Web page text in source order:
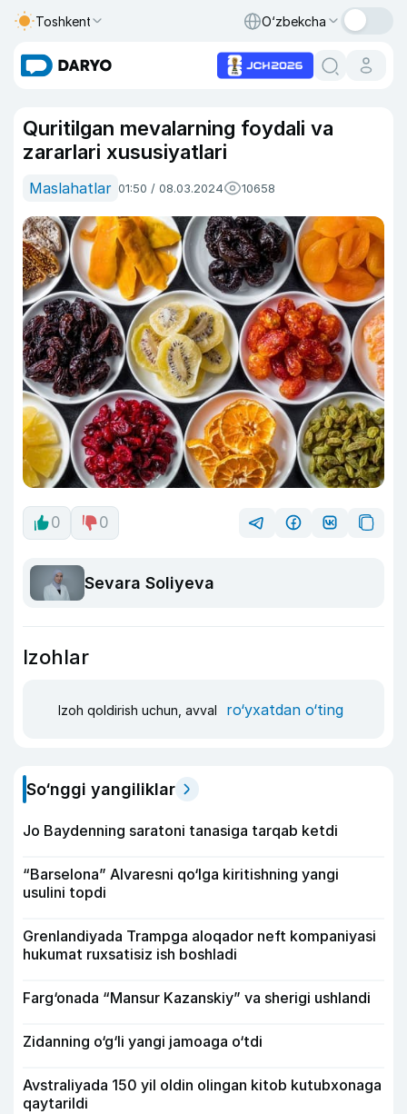
Toshkent O‘zbekcha
Quritilgan mevalarning foydali va
zararlari xususiyatlari
Maslahatlar 01:50 / 08.03.2024 10658
0 0
Sevara Soliyeva
Izohlar
Izoh qoldirish uchun, avval ro‘yxatdan o‘ting
So‘nggi yangiliklar
Jo Baydenning saratoni tanasiga tarqab ketdi
“Barselona” Alvaresni qo‘lga kiritishning yangi
usulini topdi
Grenlandiyada Trampga aloqador neft kompaniyasi
hukumat ruxsatisiz ish boshladi
Farg‘onada “Mansur Kazanskiy” va sherigi ushlandi
Zidanning o‘g‘li yangi jamoaga o‘tdi
Avstraliyada 150 yil oldin olingan kitob kutubxonaga
qaytarildi